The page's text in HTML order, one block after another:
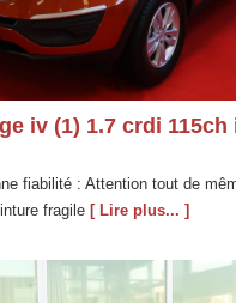
iv (1) 1.7 crdi 115ch
fiabilité : Attention tout de
fragile [ Lire plus... ]